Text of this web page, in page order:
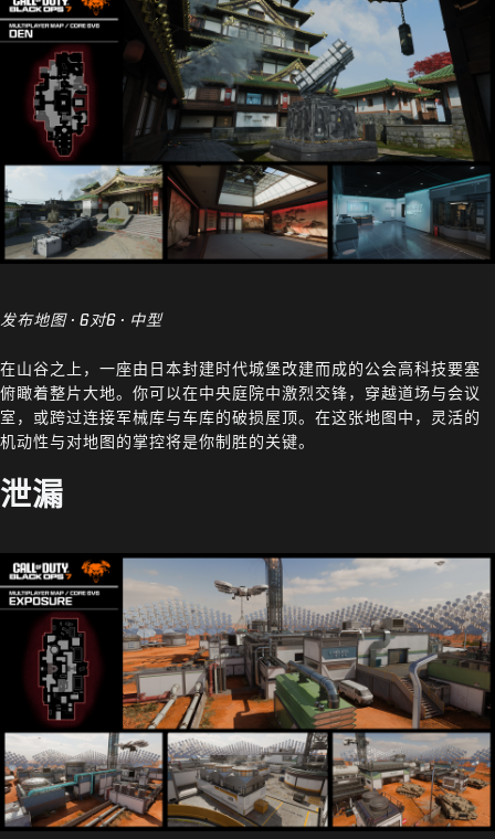
发布地图 · 6对6 · 中型
在山谷之上，一座由日本封建时代城堡改建而成的公会高科技要塞
俯瞰着整片大地。你可以在中央庭院中激烈交锋，穿越道场与会议
室，或跨过连接军械库与车库的破损屋顶。在这张地图中，灵活的
机动性与对地图的掌控将是你制胜的关键。
泄漏